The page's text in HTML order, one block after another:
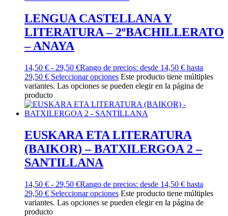
LENGUA CASTELLANA Y
LITERATURA – 2ºBACHILLERATO
– ANAYA
14,50 € - 29,50 €Rango de precios: desde 14,50 € hasta
29,50 € Seleccionar opciones Este producto tiene múltiples
variantes. Las opciones se pueden elegir en la página de
producto
EUSKARA ETA LITERATURA
(BAIKOR) – BATXILERGOA 2 –
SANTILLANA
14,50 € - 29,50 €Rango de precios: desde 14,50 € hasta
29,50 € Seleccionar opciones Este producto tiene múltiples
variantes. Las opciones se pueden elegir en la página de
producto